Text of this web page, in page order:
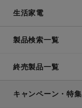
生活家電
製品検索一覧
終売製品一覧
キャンペーン・特集